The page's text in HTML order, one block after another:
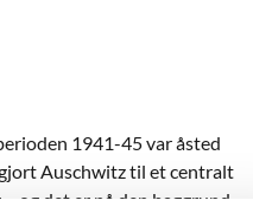
1941-45 var åsted
Auschwitz til et centralt
og det er på den baggrund,